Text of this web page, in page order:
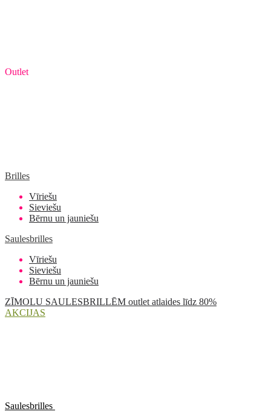
Outlet
Brilles
Vīriešu
Sieviešu
Bērnu un jauniešu
Saulesbrilles
Vīriešu
Sieviešu
Bērnu un jauniešu
ZĪMOLU SAULESBRILLĒM outlet atlaides līdz 80%
AKCIJAS
Saulesbrilles